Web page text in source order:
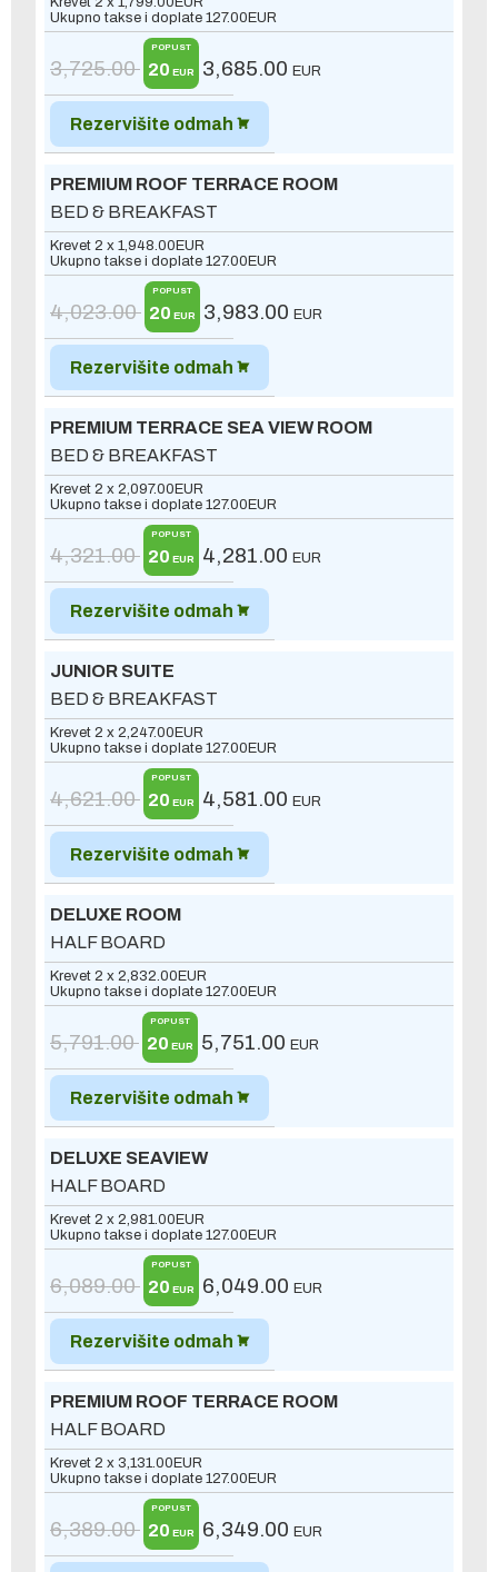
Ukupno takse i doplate 127.00EUR
3,725.00
POPUST
20 EUR 3,685.00 EUR
Rezervišite odmah
PREMIUM ROOF TERRACE ROOM
BED & BREAKFAST
Krevet 2 x 1,948.00EUR
Ukupno takse i doplate 127.00EUR
4,023.00
POPUST
20 EUR 3,983.00 EUR
Rezervišite odmah
PREMIUM TERRACE SEA VIEW ROOM
BED & BREAKFAST
Krevet 2 x 2,097.00EUR
Ukupno takse i doplate 127.00EUR
4,321.00
POPUST
20 EUR 4,281.00 EUR
Rezervišite odmah
JUNIOR SUITE
BED & BREAKFAST
Krevet 2 x 2,247.00EUR
Ukupno takse i doplate 127.00EUR
4,621.00
POPUST
20 EUR 4,581.00 EUR
Rezervišite odmah
DELUXE ROOM
HALF BOARD
Krevet 2 x 2,832.00EUR
Ukupno takse i doplate 127.00EUR
5,791.00
POPUST
20 EUR 5,751.00 EUR
Rezervišite odmah
DELUXE SEAVIEW
HALF BOARD
Krevet 2 x 2,981.00EUR
Ukupno takse i doplate 127.00EUR
6,089.00
POPUST
20 EUR 6,049.00 EUR
Rezervišite odmah
PREMIUM ROOF TERRACE ROOM
HALF BOARD
Krevet 2 x 3,131.00EUR
Ukupno takse i doplate 127.00EUR
6,389.00
POPUST
20 EUR 6,349.00 EUR